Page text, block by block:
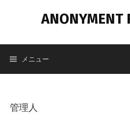
ン
ANONYMENT
メニュー
管理人